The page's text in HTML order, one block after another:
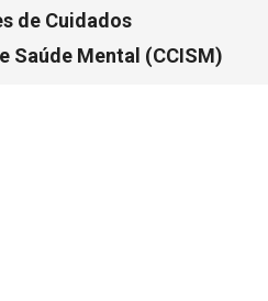
de Cuidados
Saúde Mental (CCISM)